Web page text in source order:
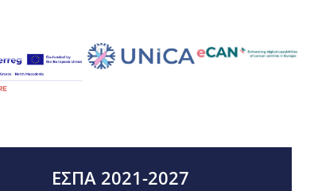
ΕΣΠΑ 2021-2027